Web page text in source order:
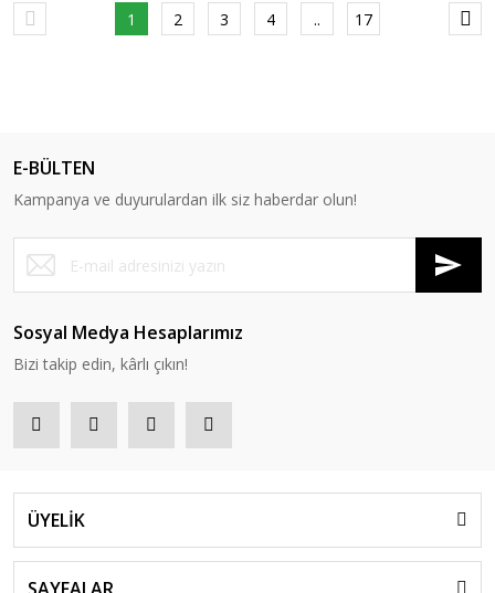
1 2 3 4 .. 17
E-BÜLTEN
Kampanya ve duyurulardan ilk siz haberdar olun!
Sosyal Medya Hesaplarımız
Bizi takip edin, kârlı çıkın!
ÜYELİK